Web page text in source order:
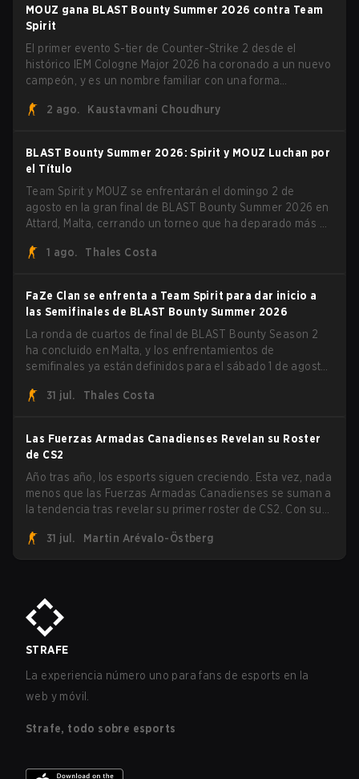
burlándose del head coach de Vitality Rémy "XTQZZZ"
Quoniam en el proceso.
MOUZ gana BLAST Bounty Summer 2026 contra Team
Spirit
El primer evento S-tier de Counter-Strike 2 desde el
histórico IEM Cologne Major 2026 ha coronado a un nuevo
campeón, y es un nombre familiar con una forma
roster y cambios de roles, arrolló a Team Spirit en una
2 ago. Kaustavmani Choudhury
BLAST Bounty Summer 2026: Spirit y MOUZ Luchan por
el Título
Team Spirit y MOUZ se enfrentarán el domingo 2 de
agosto en la gran final de BLAST Bounty Summer 2026 en
Attard, Malta, cerrando un torneo que ha deparado más de
1 ago.
Thales Costa
FaZe Clan se enfrenta a Team Spirit para dar inicio a
las Semifinales de BLAST Bounty Summer 2026
La ronda de cuartos de final de BLAST Bounty Season 2
ha concluido en Malta, y los enfrentamientos de
semifinales ya están definidos para el sábado 1 de agosto.
sobrevivientes que aún luchan por el trofeo, mientras que
31 jul. Thales Costa
Las Fuerzas Armadas Canadienses Revelan su Roster
de CS2
Año tras año, los esports siguen creciendo. Esta vez, nada
menos que las Fuerzas Armadas Canadienses se suman a
la tendencia tras revelar su primer roster de CS2. Con su
unirá ahora a una competencia de CS para personal
militar destinada a expandir el alcance de los esports.
31 jul. Martin Arévalo-Östberg
STRAFE
La experiencia número uno para fans de esports en la
web y móvil.
Strafe, todo sobre esports